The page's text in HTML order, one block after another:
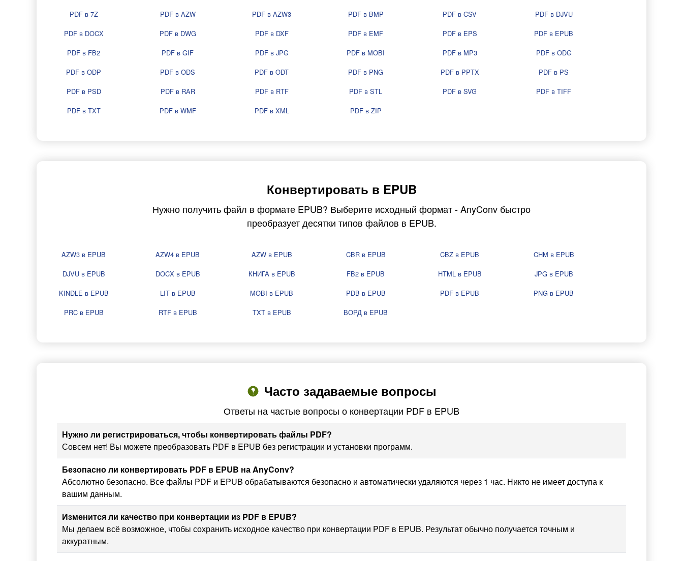
PDF в 7Z PDF в AZW PDF в AZW3 PDF в BMP PDF в CSV
PDF в DJVU
PDF в DOCX
PDF в DWG PDF в DXF PDF в EMF PDF в EPS
PDF в EPUB
PDF в FB2
PDF в GIF PDF в JPG PDF в MOBI PDF в MP3
PDF в ODG
PDF в ODP
PDF в ODS PDF в ODT PDF в PNG PDF в PPTX
PDF в PS
PDF в PSD
PDF в RAR PDF в RTF PDF в STL PDF в SVG
PDF в TIFF
PDF в TXT
PDF в WMF PDF в XML PDF в ZIP
Конвертировать в EPUB
Нужно получить файл в формате EPUB? Выберите исходный формат - AnyConv быстро
преобразует десятки типов файлов в EPUB.
AZW3 в EPUB AZW4 в EPUB AZW в EPUB CBR в EPUB CBZ в EPUB
CHM в EPUB
DJVU в EPUB
DOCX в EPUB КНИГА в EPUB FB2 в EPUB HTML в EPUB
JPG в EPUB
KINDLE в EPUB
LIT в EPUB MOBI в EPUB PDB в EPUB PDF в EPUB
PNG в EPUB
PRC в EPUB
RTF в EPUB TXT в EPUB ВОРД в EPUB
Часто задаваемые вопросы
Ответы на частые вопросы о конвертации PDF в EPUB
Нужно ли регистрироваться, чтобы конвертировать файлы PDF?
Совсем нет! Вы можете преобразовать PDF в EPUB без регистрации и установки программ.
Безопасно ли конвертировать PDF в EPUB на AnyConv?
Абсолютно безопасно. Все файлы PDF и EPUB обрабатываются безопасно и автоматически удаляются через 1 час. Никто не имеет доступа к
вашим данным.
Изменится ли качество при конвертации из PDF в EPUB?
Мы делаем всё возможное, чтобы сохранить исходное качество при конвертации PDF в EPUB. Результат обычно получается точным и
аккуратным.